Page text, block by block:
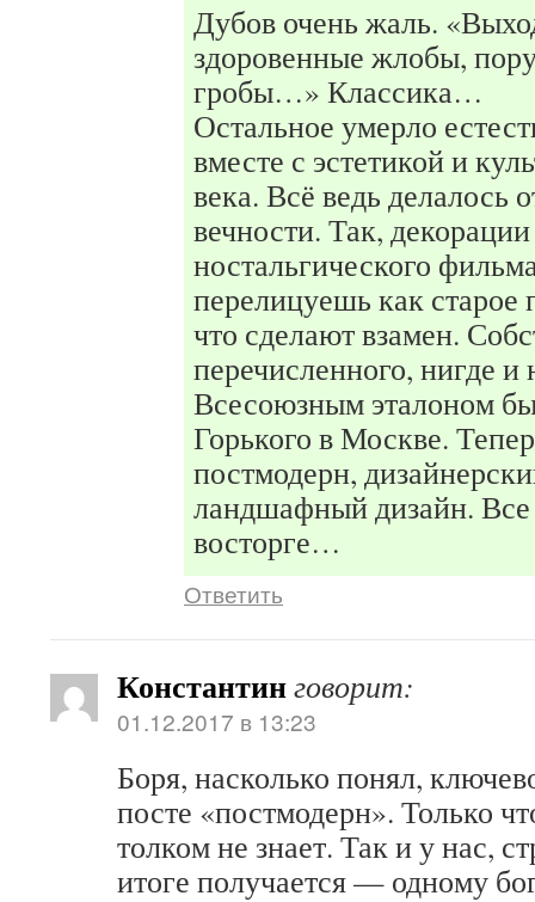
Дубов очень жаль.
здоровенные жлобы,
гробы…» Классика…
Остальное умерло
вместе с эстетикой и
века. Всё ведь делалось
вечности. Так,
ностальгического
перелицуешь как
что сделают взамен.
перечисленного, нигде и
Всесоюзным эталоном
Горького в Москве.
постмодерн,
ландшафный дизайн.
восторге…
Ответить
Константинговорит:
01.12.2017 в 13:23
Боря, насколько понял,
посте «постмодерн». Только
толком не знает. Так и у нас,
итоге получается — одному